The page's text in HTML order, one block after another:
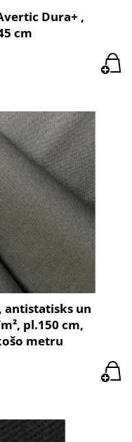
Dura+ ,
cm
antistatisks un
pl.150 cm,
metru